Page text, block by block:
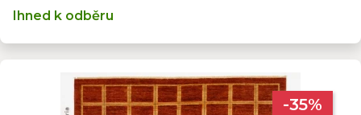
Ihned k odběru
-35%